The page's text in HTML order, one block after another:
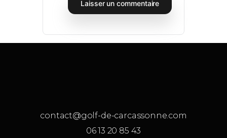
contact@golf-de-carcassonne.com
06 13 20 85 43